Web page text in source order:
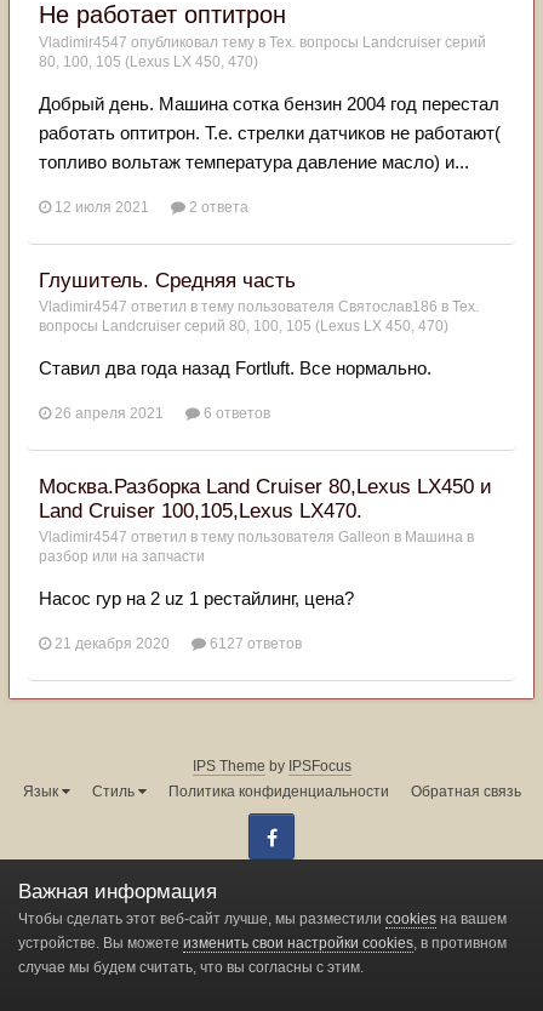
Не работает оптитрон
Vladimir4547 опубликовал тему в Тех. вопросы Landcruiser серий
80, 100, 105 (Lexus LX 450, 470)
Добрый день. Машина сотка бензин 2004 год перестал
работать оптитрон. Т.е. стрелки датчиков не работают(
топливо вольтаж температура давление масло) и...
12 июля 2021 2 ответа
Глушитель. Средняя часть
Vladimir4547 ответил в тему пользователя Святослав186 в Тех.
вопросы Landcruiser серий 80, 100, 105 (Lexus LX 450, 470)
Ставил два года назад Fortluft. Все нормально.
26 апреля 2021 6 ответов
Москва.Разборка Land Cruiser 80,Lexus LX450 и
Land Cruiser 100,105,Lexus LX470.
Vladimir4547 ответил в тему пользователя Galleon в Машина в
разбор или на запчасти
Насос гур на 2 uz 1 рестайлинг, цена?
21 декабря 2020 6127 ответов
IPS Theme by IPSFocus
Язык
Стиль Политика конфиденциальности Обратная связь
Администрация форума:
Powered by Invision Community
Change privacy settings
Важная информация
Чтобы сделать этот веб-сайт лучше, мы разместили cookies на вашем
устройстве. Вы можете изменить свои настройки cookies, в противном
случае мы будем считать, что вы согласны с этим.